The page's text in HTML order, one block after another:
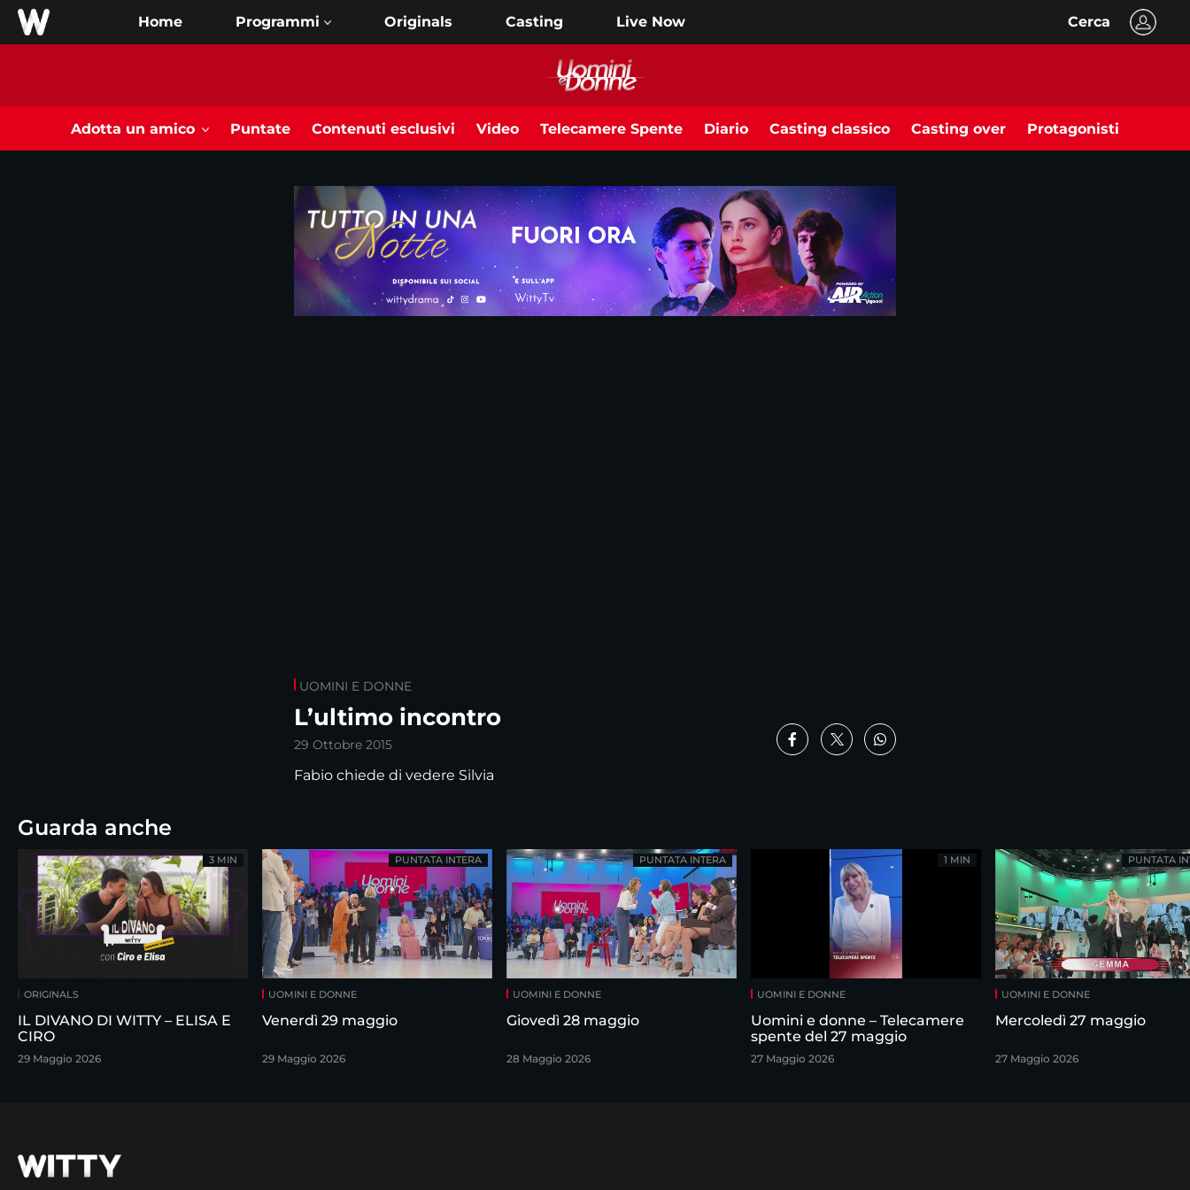
Home Originals Casting Live Now Cerca
Adotta un amico Puntate Contenuti esclusivi Video Telecamere Spente Diario Casting classico Casting over Protagonisti
UOMINI E DONNE
L’ultimo incontro
29 Ottobre 2015
Fabio chiede di vedere Silvia
Guarda anche
ORIGINALS
IL DIVANO DI WITTY – ELISA E
CIRO
29 Maggio 2026
3 MIN
UOMINI E DONNE
Venerdì 29 maggio
29 Maggio 2026
PUNTATA INTERA
UOMINI E DONNE
Giovedì 28 maggio
28 Maggio 2026
PUNTATA INTERA
UOMINI E DONNE
Uomini e donne – Telecamere
spente del 27 maggio
27 Maggio 2026
1 MIN
UOMINI E DONNE
Mercoledì 27 maggio
27 Maggio 2026
PUNTATA